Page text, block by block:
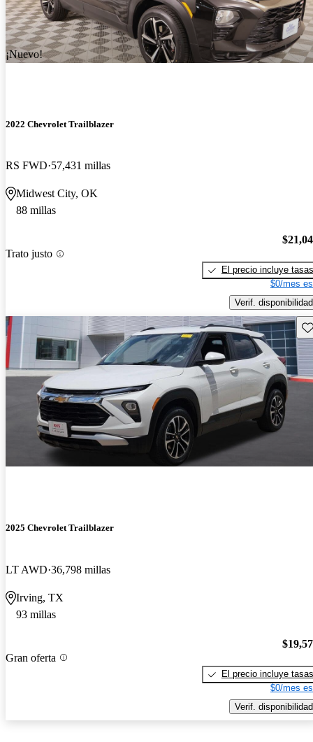
¡Nuevo!
2022 Chevrolet Trailblazer
RS FWD 57,431 millas
Midwest City, OK
88 millas
Trato justo
El precio incluye tasas
$0/mes
Verif. disponibilidad
2025 Chevrolet Trailblazer
LT AWD 36,798 millas
Irving, TX
93 millas
Gran oferta
El precio incluye tasas
$0/mes
Verif. disponibilidad